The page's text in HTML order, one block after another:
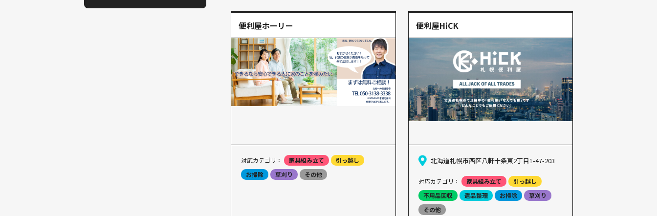
便利屋ホーリー
対応カテゴリ： 家具組み立て
引っ越し
お掃除
草刈り その他
便利屋HiCK
北海道札幌市西区八軒十条東2丁目1-47-203
対応カテゴリ： 家具組み立て
引っ越し
不用品回収
遺品整理 お掃除
草刈り
その他